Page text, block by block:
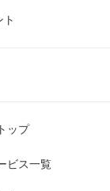
ップ
ビス一覧